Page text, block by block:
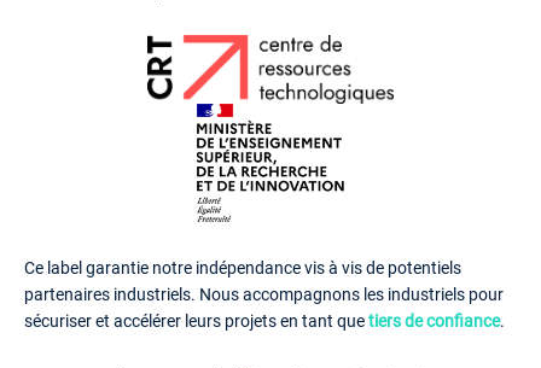
Ce label garantie notre indépendance vis à vis de potentiels
partenaires industriels. Nous accompagnons les industriels pour
sécuriser et accélérer leurs projets en tant quetiers de confiance.